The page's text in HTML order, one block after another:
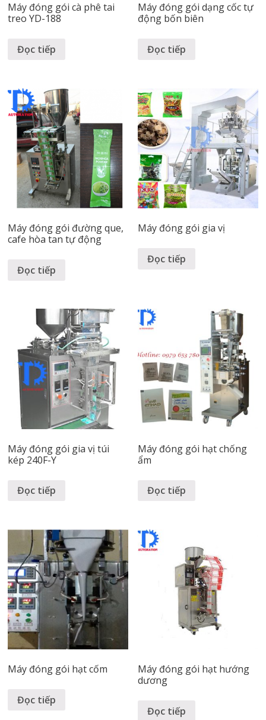
Máy đóng gói cà phê tai
treo YD-188
Đọc tiếp
Máy đóng gói dạng cốc tự
động bốn biên
Đọc tiếp
Máy đóng gói đường que,
cafe hòa tan tự động
Đọc tiếp
Máy đóng gói gia vị
Đọc tiếp
Máy đóng gói gia vị túi
kép 240F-Y
Đọc tiếp
Máy đóng gói hạt chống
ẩm
Đọc tiếp
Máy đóng gói hạt cốm
Đọc tiếp
Máy đóng gói hạt hướng
dương
Đọc tiếp